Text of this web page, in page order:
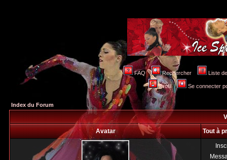
FAQ Rechercher Liste
Profil Se connecter
Index du Forum
Avatar
Tout à